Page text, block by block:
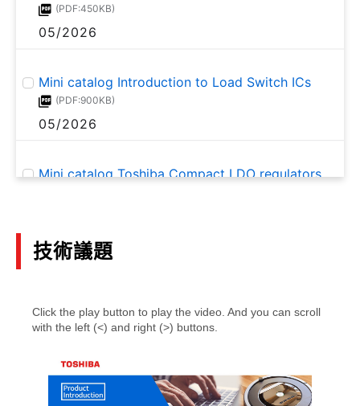
(PDF:450KB)
05/2026
Mini catalog Introduction to Load Switch ICs
(PDF:900KB)
05/2026
Mini catalog Toshiba Compact LDO regulators
eFuse IC TCKE6 Series Application Note
01/2026
high ripple rejection and fast load transient
response
技術議題